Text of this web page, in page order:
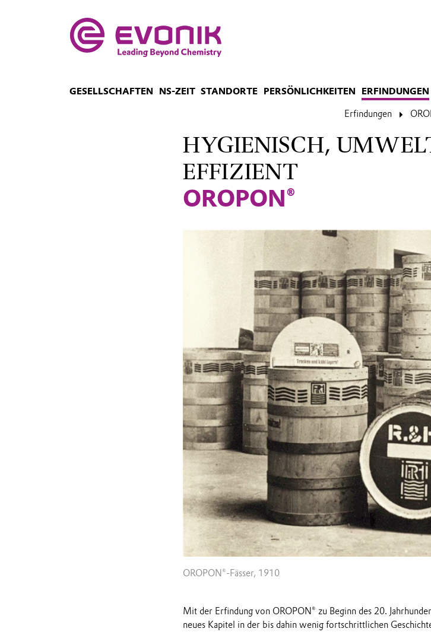
GESELLSCHAFTEN NS-ZEIT STANDORTE PERSÖNLICHKEITEN ERFINDUNGEN
Erfindungen
HYGIENISCH,
EFFIZIENT
OROPON®
OROPON®-Fässer, 1910
Mit der Erfindung von OROPON® zu Beginn des 20.
neues Kapitel in der bis dahin wenig fortschrittlichen